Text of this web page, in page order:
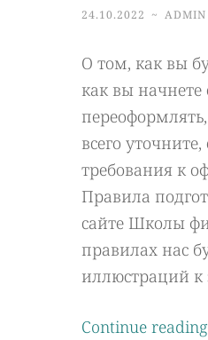
24.10.2022 ~ ADMIN
О том, как вы
как вы начнете
всего
требования к
Правила
сайте Школы
правилах нас
иллюстраций
Continue reading